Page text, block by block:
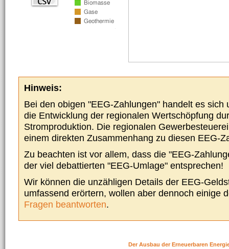
Hinweis:
Bei den obigen "EEG-Zahlungen" handelt es sich
die Entwicklung der regionalen Wertschöpfung
Stromproduktion. Die regionalen
einem direkten Zusammenhang zu diesen EEG-
Zu beachten ist vor allem, dass die "EEG-
der viel debattierten "EEG-Umlage" entsprechen!
Wir können die unzähligen Details der EEG-
umfassend erörtern, wollen aber dennoch einige
Fragen beantworten.
Der Ausbau der Erneuerbaren